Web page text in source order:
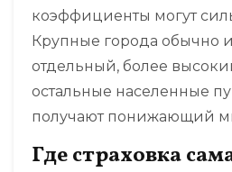
коэффициенты могут
Крупные города обычно
отдельный, более
остальные населенные
получают понижающий
Где страховка